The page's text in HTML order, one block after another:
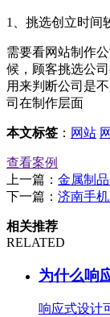
1、挑选创立时间
需要看网站制作
候，顾客挑选公
用来判断公司是
司在制作层面
本文标签 ： 网站
查看案例
上一篇： 金属制
下一篇： 济南手
相关推荐
RELATED
为什么响
响应式设计